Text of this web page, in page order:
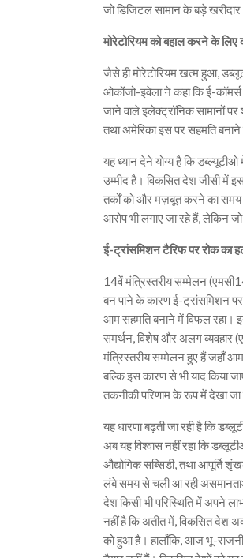
जो डिजिटल सामान के बड़े
मोरेटोरियम को बहाल करने के लिए
जैसे ही मोरेटोरियम खत्म हुआ,
ओकोंजो-इवेला ने कहा कि ई-
जाने वाले इलेक्ट्रॉनिक सामानों
तथा अमेरिका इस पर सहमति
यह ध्यान देने योग्य है कि
उम्मीद है। विकसित देश जीसी में
तर्कों को और मज़बूत करने का समय
आरोप भी लगाए जा रहे हैं, लेकिन
ई-ट्रांसमिशन टैरिफ पर रोक का
14वें मंत्रिस्तरीय सम्मेलन
बन पाने के कारण ई-ट्रांसमिशन पर
आम सहमति बनाने में विफल रहा।
समर्थन, विशेष और अलग व्यवहार
मंत्रिस्तरीय सम्मेलन हुए हैं जहाँ
बल्कि इस कारण से भी याद किया
तकनीकी परिणाम के रूप में देखा
यह धारणा बढ़ती जा रही है कि
अब यह विश्वास नहीं रहा कि
औद्योगिक सब्सिडी, तथा आपूर्ति
लंबे समय से चली आ रही
देश किसी भी परिस्थिति में अपने
नहीं है कि अतीत में, विकसित देश
को हुआ है। हालाँकि, आज भू-